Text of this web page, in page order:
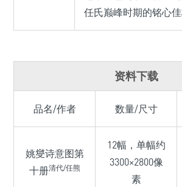
任氏巅峰时期的铭心佳
资料下载
品名/作者 数量/尺寸
姚燮诗意图第
十册清代/任熊
12幅，单幅约
3300×2800像
素